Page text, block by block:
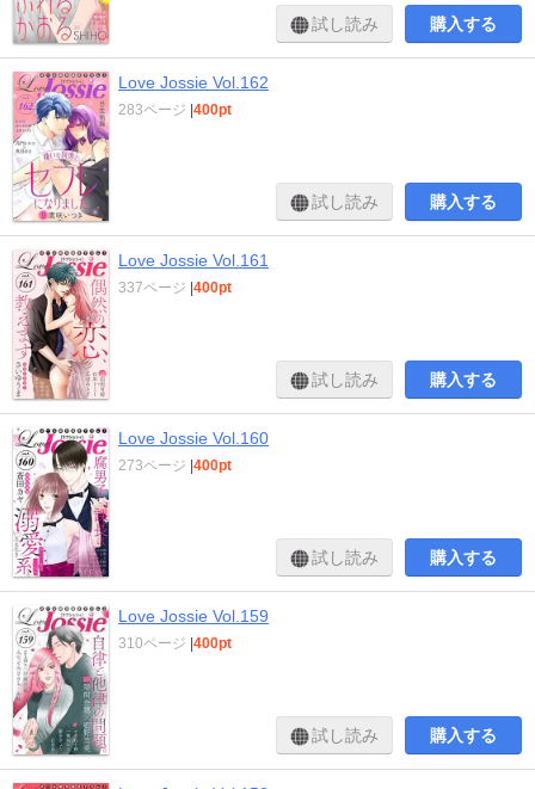
試し読み 購入する
Love Jossie Vol.162
283ページ |400pt
試し読み 購入する
Love Jossie Vol.161
337ページ |400pt
試し読み 購入する
Love Jossie Vol.160
273ページ |400pt
試し読み 購入する
Love Jossie Vol.159
310ページ |400pt
試し読み 購入する